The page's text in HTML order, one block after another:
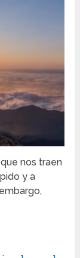
nos traen
y a